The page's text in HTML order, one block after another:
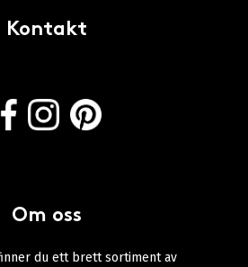
Kontakt
Om oss
du ett brett sortiment av